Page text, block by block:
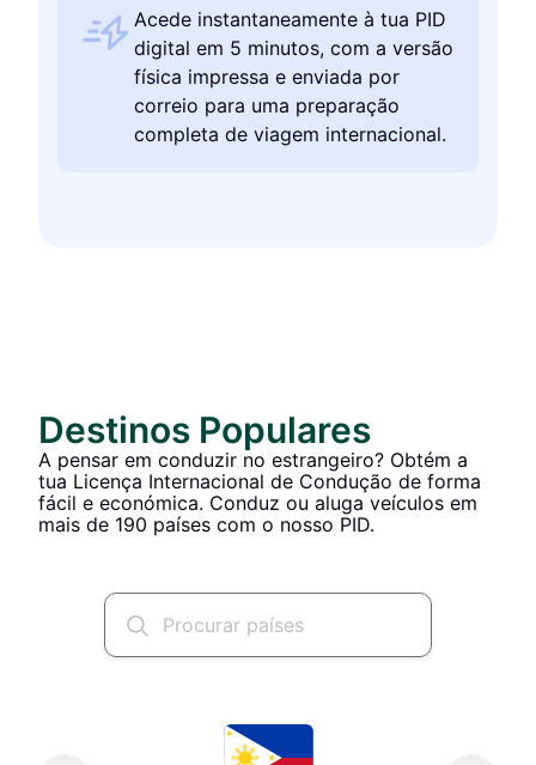
Acede instantaneamente à tua PID
digital em 5 minutos, com a versão
física impressa e enviada por
correio para uma preparação
completa de viagem internacional.
Destinos Populares
A pensar em conduzir no estrangeiro? Obtém a
tua Licença Internacional de Condução de forma
fácil e económica. Conduz ou aluga veículos em
mais de 190 países com o nosso PID.